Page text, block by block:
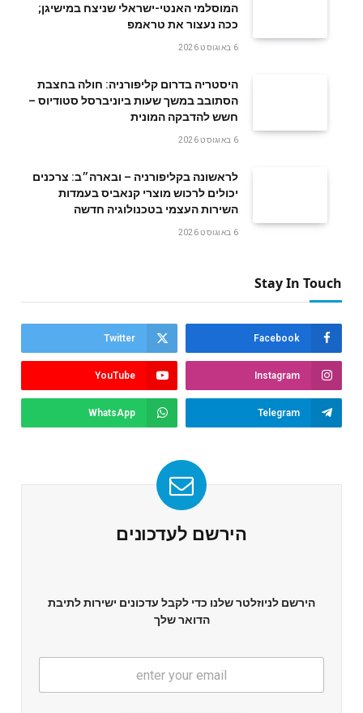
המוסלמי האנטי-ישראלי שניצח במישיגן;
ככה נעצור את טראמפ
6 באוגוסט 2026
היסטריה בדרום קליפורניה: חולה בחצבת
הסתובב במשך שעות ביוניברסל סטודיוס –
חשש להדבקה המונית
6 באוגוסט 2026
לראשונה בקליפורניה – ובארה״ב: צרכנים
יכולים לרכוש מוצרי קנאביס בעמדות
השירות העצמי בטכנולוגיה חדשה
6 באוגוסט 2026
Stay In Touch
Facebook
Twitter
Instagram
YouTube
Telegram
WhatsApp
הירשם לעדכונים
הירשם לניוזלטר שלנו כדי לקבל עדכונים ישירות לתיבת
הדואר שלך